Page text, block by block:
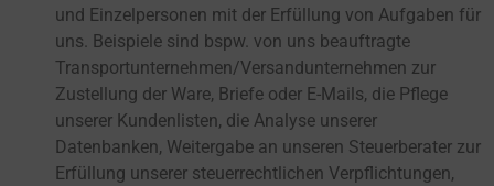
und Einzelpersonen mit der Erfüllung von Aufgaben für
uns. Beispiele sind bspw. von uns beauftragte
Transportunternehmen/Versandunternehmen zur
Zustellung der Ware, Briefe oder E-Mails, die Pflege
unserer Kundenlisten, die Analyse unserer
Datenbanken, Weitergabe an unseren Steuerberater zur
Erfüllung unserer steuerrechtlichen Verpflichtungen,